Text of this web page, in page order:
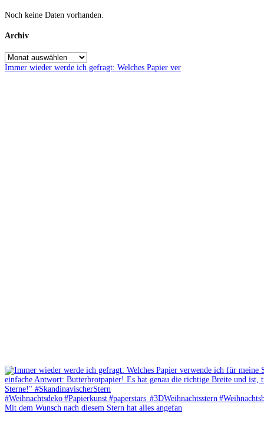
Noch keine Daten vorhanden.
Archiv
Immer wieder werde ich gefragt: Welches Papier ver
Mit dem Wunsch nach diesem Stern hat alles angefan